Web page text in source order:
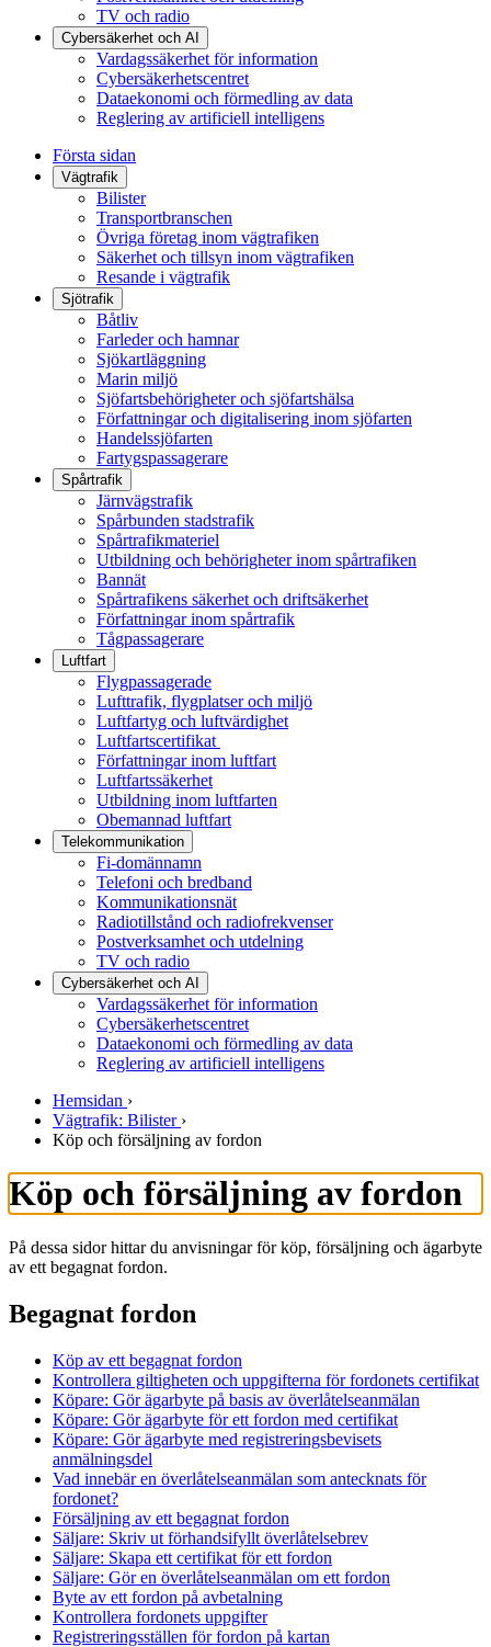
TV och radio
Cybersäkerhet och AI
Vardagssäkerhet för information
Cybersäkerhetscentret
Dataekonomi och förmedling av data
Reglering av artificiell intelligens
Första sidan
Vägtrafik
Bilister
Transportbranschen
Övriga företag inom vägtrafiken
Säkerhet och tillsyn inom vägtrafiken
Resande i vägtrafik
Sjötrafik
Båtliv
Farleder och hamnar
Sjökartläggning
Marin miljö
Sjöfartsbehörigheter och sjöfartshälsa
Författningar och digitalisering inom sjöfarten
Handelssjöfarten
Fartygspassagerare
Spårtrafik
Järnvägstrafik
Spårbunden stadstrafik
Spårtrafikmateriel
Utbildning och behörigheter inom spårtrafiken
Bannät
Spårtrafikens säkerhet och driftsäkerhet
Författningar inom spårtrafik
Tågpassagerare
Luftfart
Flygpassagerade
Lufttrafik, flygplatser och miljö
Luftfartyg och luftvärdighet
Luftfartscertifikat
Författningar inom luftfart
Luftfartssäkerhet
Utbildning inom luftfarten
Obemannad luftfart
Telekommunikation
Fi-domännamn
Telefoni och bredband
Kommunikationsnät
Radiotillstånd och radiofrekvenser
Postverksamhet och utdelning
TV och radio
Cybersäkerhet och AI
Vardagssäkerhet för information
Cybersäkerhetscentret
Dataekonomi och förmedling av data
Reglering av artificiell intelligens
Hemsidan ›
Vägtrafik: Bilister ›
Köp och försäljning av fordon
Köp och försäljning av fordon
På dessa sidor hittar du anvisningar för köp, försäljning och ägarbyte
av ett begagnat fordon.
Begagnat fordon
Köp av ett begagnat fordon
Kontrollera giltigheten och uppgifterna för fordonets certifikat
Köpare: Gör ägarbyte på basis av överlåtelseanmälan
Köpare: Gör ägarbyte för ett fordon med certifikat
Köpare: Gör ägarbyte med registreringsbevisets
anmälningsdel
Vad innebär en överlåtelseanmälan som antecknats för
fordonet?
Försäljning av ett begagnat fordon
Säljare: Skriv ut förhandsifyllt överlåtelsebrev
Säljare: Skapa ett certifikat för ett fordon
Säljare: Gör en överlåtelseanmälan om ett fordon
Byte av ett fordon på avbetalning
Kontrollera fordonets uppgifter
Registreringsställen för fordon på kartan